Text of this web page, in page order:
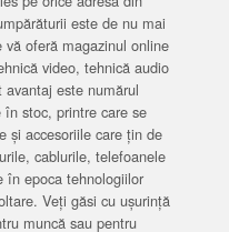
este de nu mai
oferă magazinul online
video, tehnică audio
este numărul
stoc, printre care se
și accesoriile care țin de
cablurile, telefoanele
în epoca tehnologiilor
Veți găsi cu ușurință
muncă sau pentru